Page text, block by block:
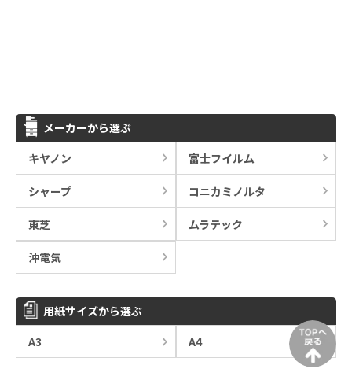
メーカーから選ぶ
キヤノン
富士フイルム
シャープ コニカミノルタ
東芝 ムラテック
沖電気
用紙サイズから選ぶ
A3
A4